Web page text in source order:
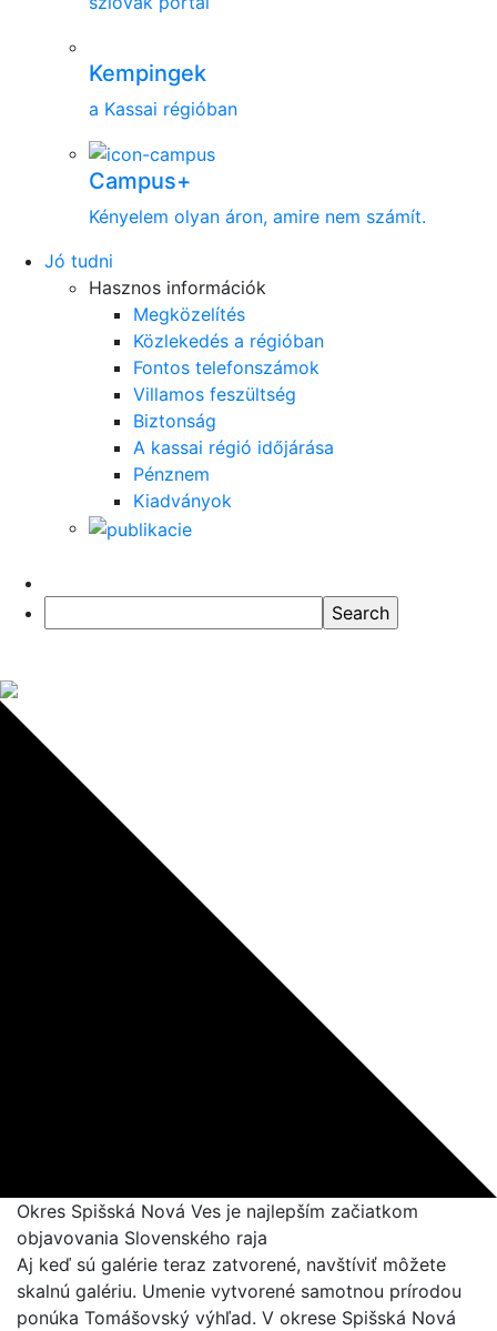
Kempingek
a Kassai régióban
Campus+
Kényelem olyan áron, amire nem számít.
Jó tudni
Hasznos információk
Megközelítés
Közlekedés a régióban
Fontos telefonszámok
Villamos feszültség
Biztonság
A kassai régió időjárása
Pénznem
Kiadványok
Okres Spišská Nová Ves je najlepším začiatkom
objavovania Slovenského raja
Aj keď sú galérie teraz zatvorené, navštíviť môžete
skalnú galériu. Umenie vytvorené samotnou prírodou
ponúka Tomášovský výhľad. V okrese Spišská Nová